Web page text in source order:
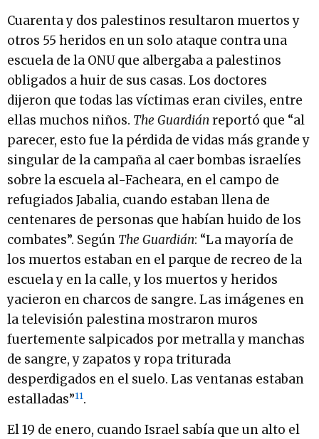
Cuarenta y dos palestinos resultaron muertos y
otros 55 heridos en un solo ataque contra una
escuela de la ONU que albergaba a palestinos
obligados a huir de sus casas. Los doctores
dijeron que todas las víctimas eran civiles, entre
ellas muchos niños. The Guardiánreportó que “al
parecer, esto fue la pérdida de vidas más grande y
singular de la campaña al caer bombas israelíes
sobre la escuela al-Facheara, en el campo de
refugiados Jabalia, cuando estaban llena de
centenares de personas que habían huido de los
combates”. Según The Guardián: “La mayoría de
los muertos estaban en el parque de recreo de la
escuela y en la calle, y los muertos y heridos
yacieron en charcos de sangre. Las imágenes en
la televisión palestina mostraron muros
fuertemente salpicados por metralla y manchas
de sangre, y zapatos y ropa triturada
desperdigados en el suelo. Las ventanas estaban
estalladas”11.
El 19 de enero, cuando Israel sabía que un alto el